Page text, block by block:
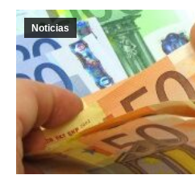
Noticias